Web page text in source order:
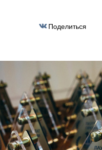
Поделиться